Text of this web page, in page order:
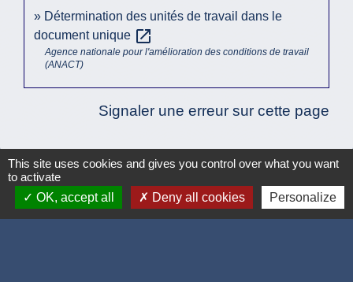
Détermination des unités de travail dans le
document unique open_in_new
Agence nationale pour l'amélioration des conditions de travail
(ANACT)
Signaler une erreur sur cette page
Accueil / contacts
This site uses cookies and gives you control over what you want
to activate
OK, accept all
Deny all cookies Personalize